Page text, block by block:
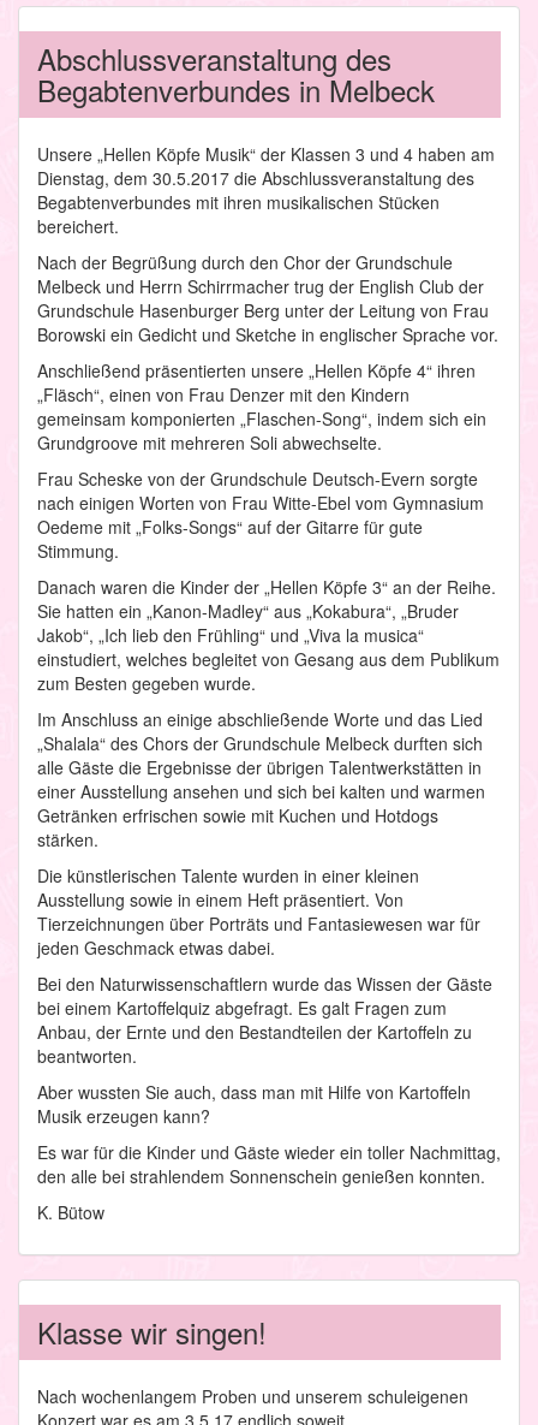
Abschlussveranstaltung des
Begabtenverbundes in Melbeck
Unsere „Hellen Köpfe Musik“ der Klassen 3 und 4 haben am
Dienstag, dem 30.5.2017 die Abschlussveranstaltung des
Begabtenverbundes mit ihren musikalischen Stücken
bereichert.
Nach der Begrüßung durch den Chor der Grundschule
Melbeck und Herrn Schirrmacher trug der English Club der
Grundschule Hasenburger Berg unter der Leitung von Frau
Borowski ein Gedicht und Sketche in englischer Sprache vor.
Anschließend präsentierten unsere „Hellen Köpfe 4“ ihren
„Fläsch“, einen von Frau Denzer mit den Kindern
gemeinsam komponierten „Flaschen-Song“, indem sich ein
Grundgroove mit mehreren Soli abwechselte.
Frau Scheske von der Grundschule Deutsch-Evern sorgte
nach einigen Worten von Frau Witte-Ebel vom Gymnasium
Oedeme mit „Folks-Songs“ auf der Gitarre für gute
Stimmung.
Danach waren die Kinder der „Hellen Köpfe 3“ an der Reihe.
Sie hatten ein „Kanon-Madley“ aus „Kokabura“, „Bruder
Jakob“, „Ich lieb den Frühling“ und „Viva la musica“
einstudiert, welches begleitet von Gesang aus dem Publikum
zum Besten gegeben wurde.
Im Anschluss an einige abschließende Worte und das Lied
„Shalala“ des Chors der Grundschule Melbeck durften sich
alle Gäste die Ergebnisse der übrigen Talentwerkstätten in
einer Ausstellung ansehen und sich bei kalten und warmen
Getränken erfrischen sowie mit Kuchen und Hotdogs
stärken.
Die künstlerischen Talente wurden in einer kleinen
Ausstellung sowie in einem Heft präsentiert. Von
Tierzeichnungen über Porträts und Fantasiewesen war für
jeden Geschmack etwas dabei.
Bei den Naturwissenschaftlern wurde das Wissen der Gäste
bei einem Kartoffelquiz abgefragt. Es galt Fragen zum
Anbau, der Ernte und den Bestandteilen der Kartoffeln zu
beantworten.
Aber wussten Sie auch, dass man mit Hilfe von Kartoffeln
Musik erzeugen kann?
Es war für die Kinder und Gäste wieder ein toller Nachmittag,
den alle bei strahlendem Sonnenschein genießen konnten.
K. Bütow
Klasse wir singen!
Nach wochenlangem Proben und unserem schuleigenen
Konzert war es am 3.5.17 endlich soweit.